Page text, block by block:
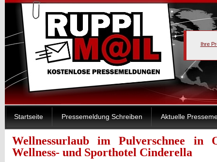
Ihre
Startseite Pressemeldung Schreiben Aktuelle
Wellnessurlaub im Pulverschnee in
Wellness- und Sporthotel Cinderella